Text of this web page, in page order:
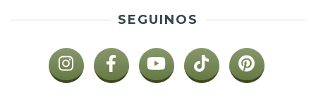
SEGUINOS